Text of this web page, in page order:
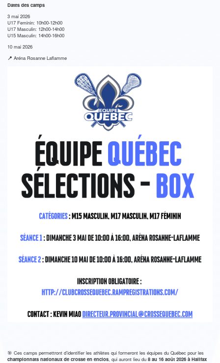
Dates des camps
3 mai 2026
U17 Feminin: 10h00-12h00
U17 Masculin: 12h00-14h00
U15 Masculin: 14h00-16h00
10 mai 2026
📍 Aréna Rosanne Laflamme
🎯 Ces camps permettront d’identifier les athlètes qui formeront les équipes du Québec pour les
championnats nationaux de crosse en enclos, qui auront lieu du 8 au 16 août 2026 à Halifax